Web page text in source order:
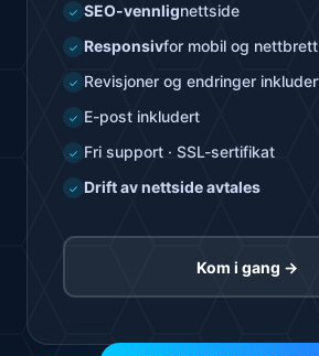
✓ SEO-vennlignettside
✓ Responsivfor mobil og nettbrett
✓ Revisjoner og endringer
✓ E-post inkludert
✓ Fri support · SSL-sertifikat
✓ Drift av nettside avtales
Kom i gang →